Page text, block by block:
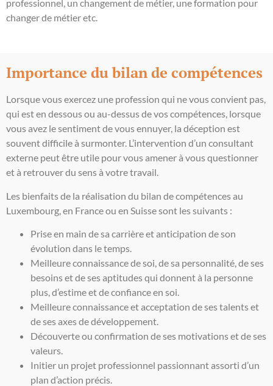
professionnel, un changement de métier, une formation pour
changer de métier etc.
Importance du bilan de compétences
Lorsque vous exercez une profession qui ne vous convient pas,
qui est en dessous ou au-dessus de vos compétences, lorsque
vous avez le sentiment de vous ennuyer, la déception est
souvent difficile à surmonter. L’intervention d’un consultant
externe peut être utile pour vous amener à vous questionner
et à retrouver du sens à votre travail.
Les bienfaits de la réalisation du bilan de compétences au
Luxembourg, en France ou en Suisse sont les suivants :
Prise en main de sa carrière et anticipation de son
évolution dans le temps.
Meilleure connaissance de soi, de sa personnalité, de ses
besoins et de ses aptitudes qui donnent à la personne
plus, d’estime et de confiance en soi.
Meilleure connaissance et acceptation de ses talents et
de ses axes de développement.
Découverte ou confirmation de ses motivations et de ses
valeurs.
Initier un projet professionnel passionnantassorti d’un
plan d’action précis.